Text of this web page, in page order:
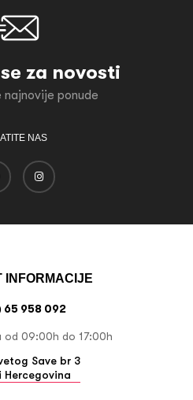
za novosti
ponude
NAS
INFORMACIJE
65 958 092
od 09:00h do 17:00h
Save br 3
Hercegovina